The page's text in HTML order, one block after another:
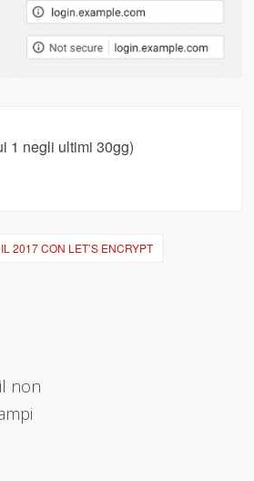
1 negli ultimi 30gg)
2017 CON LET’S ENCRYPT
non